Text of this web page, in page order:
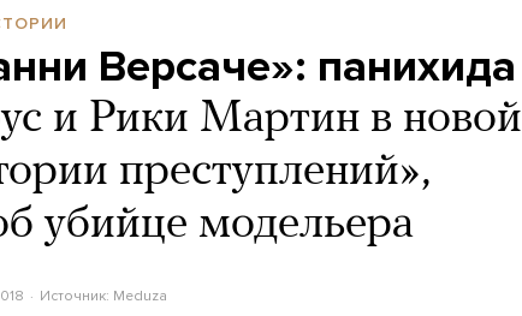
Версаче»: панихида
и Рики Мартин в новой
преступлений»,
убийце модельера
Источник: Meduza